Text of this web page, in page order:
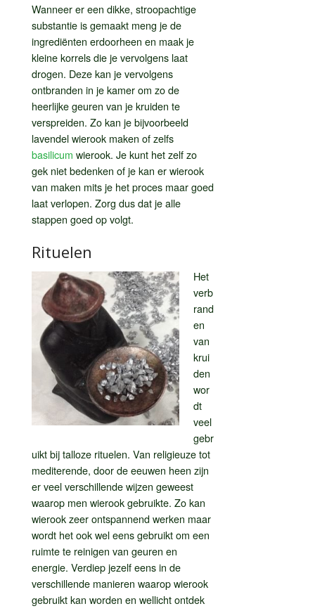
Wanneer er een dikke, stroopachtige
substantie is gemaakt meng je de
ingrediënten erdoorheen en maak je
kleine korrels die je vervolgens laat
drogen. Deze kan je vervolgens
ontbranden in je kamer om zo de
heerlijke geuren van je kruiden te
verspreiden. Zo kan je bijvoorbeeld
lavendel wierook maken of zelfs
basilicum wierook. Je kunt het zelf zo
gek niet bedenken of je kan er wierook
van maken mits je het proces maar goed
laat verlopen. Zorg dus dat je alle
stappen goed op volgt.
Rituelen
Het
verb
rand
en
van
krui
den
wor
dt
veel
gebr
uikt bij talloze rituelen. Van religieuze tot
mediterende, door de eeuwen heen zijn
er veel verschillende wijzen geweest
waarop men wierook gebruikte. Zo kan
wierook zeer ontspannend werken maar
wordt het ook wel eens gebruikt om een
ruimte te reinigen van geuren en
energie. Verdiep jezelf eens in de
verschillende manieren waarop wierook
gebruikt kan worden en wellicht ontdek